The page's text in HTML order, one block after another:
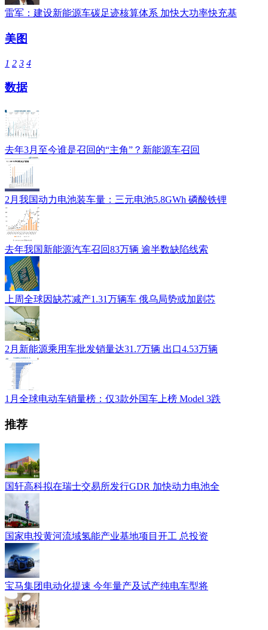
雷军：建设新能源车碳足迹核算体系 加快大功率快充基
美图
1 2 3 4
数据
去年3月至今谁是召回的“主角”？新能源车召回
2月我国动力电池装车量：三元电池5.8GWh 磷酸铁锂
去年我国新能源汽车召回83万辆 逾半数缺陷线索
上周全球因缺芯减产1.31万辆车 俄乌局势或加剧芯
2月新能源乘用车批发销量达31.7万辆 出口4.53万辆
1月全球电动车销量榜：仅3款外国车上榜 Model 3跌
推荐
国轩高科拟在瑞士交易所发行GDR 加快动力电池全
国家电投黄河流域氢能产业基地项目开工 总投资
宝马集团电动化提速 今年量产及试产纯电车型将